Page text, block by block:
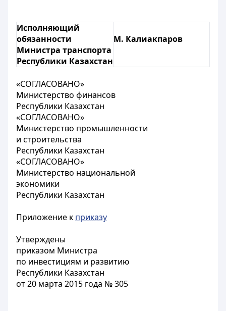
Исполняющий
обязанности
Министра транспорта
Республики Казахстан
М. Калиакпаров
«СОГЛАСОВАНО»
Министерство финансов
Республики Казахстан
«СОГЛАСОВАНО»
Министерство промышленности
и строительства
Республики Казахстан
«СОГЛАСОВАНО»
Министерство национальной
экономики
Республики Казахстан
Приложение к приказу
Утверждены
приказом Министра
по инвестициям и развитию
Республики Казахстан
от 20 марта 2015 года № 305